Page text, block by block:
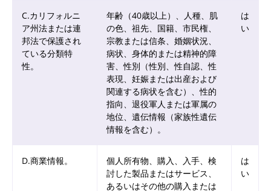
C.カリフォルニ
ア州法または連
邦法で保護され
ている分類特
性。
年齢（40歳以上）、人種、肌
の色、祖先、国籍、市民権、
宗教または信条、婚姻状況、
病状、身体的または精神的障
害、性別（性別、性自認、性
表現、妊娠または出産および
関連する病状を含む）、性的
指向、退役軍人または軍属の
地位、遺伝情報（家族性遺伝
情報を含む）。
は
い
D.商業情報。
個人所有物、購入、入手、検
討した製品またはサービス、
あるいはその他の購入または
は
い